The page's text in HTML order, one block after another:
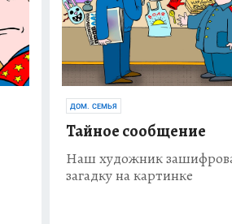
ДОМ. СЕМЬЯ
Тайное сообщение
Наш художник
загадку на картинке